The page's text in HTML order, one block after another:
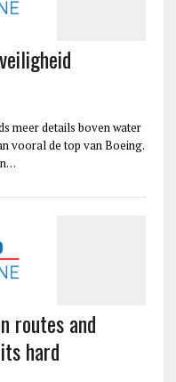
meer details boven water
vooral de top van Boeing.
routes and
hard